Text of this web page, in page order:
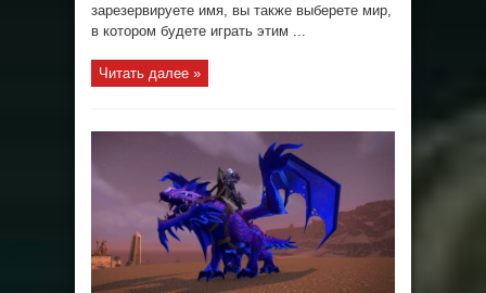
зарезервируете имя, вы также выберете мир,
в котором будете играть этим ...
Читать далее »